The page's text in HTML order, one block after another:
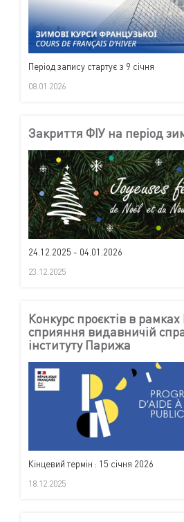
Період запису стартує з 9 січня
08.01.2026
Закриття ФІУ на період
24.12.2025 - 04.01.2026
23.12.2025
Конкурс проєктів в
сприяння видавничій
інституту Парижа
Кінцевий термін : 15 січня 2026
18.12.2025